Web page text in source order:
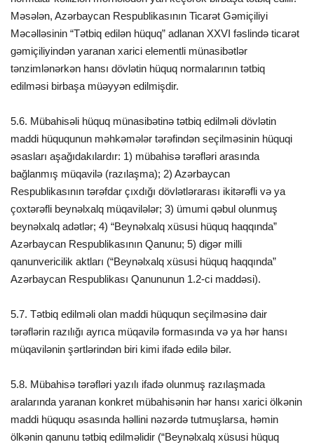
Məsələn, Azərbaycan Respublikasının Ticarət Gəmiçiliyi
Məcəlləsinin “Tətbiq edilən hüquq” adlanan XXVI fəslində ticarət
gəmiçiliyindən yaranan xarici elementli münasibətlər
tənzimlənərkən hansı dövlətin hüquq normalarının tətbiq
edilməsi birbaşa müəyyən edilmişdir.
5.6. Mübahisəli hüquq münasibətinə tətbiq edilməli dövlətin
maddi hüququnun məhkəmələr tərəfindən seçilməsinin hüquqi
əsasları aşağıdakılardır: 1) mübahisə tərəfləri arasında
bağlanmış müqavilə (razılaşma); 2) Azərbaycan
Respublikasının tərəfdar çıxdığı dövlətlərarası ikitərəfli və ya
çoxtərəfli beynəlxalq müqavilələr; 3) ümumi qəbul olunmuş
beynəlxalq adətlər; 4) “Beynəlxalq xüsusi hüquq haqqında”
Azərbaycan Respublikasının Qanunu; 5) digər milli
qanunvericilik aktları (“Beynəlxalq xüsusi hüquq haqqında”
Azərbaycan Respublikası Qanununun 1.2-ci maddəsi).
5.7. Tətbiq edilməli olan maddi hüququn seçilməsinə dair
tərəflərin razılığı ayrıca müqavilə formasında və ya hər hansı
müqavilənin şərtlərindən biri kimi ifadə edilə bilər.
5.8. Mübahisə tərəfləri yazılı ifadə olunmuş razılaşmada
aralarında yaranan konkret mübahisənin hər hansı xarici ölkənin
maddi hüququ əsasında həllini nəzərdə tutmuşlarsa, həmin
ölkənin qanunu tətbiq edilməlidir (“Beynəlxalq xüsusi hüquq